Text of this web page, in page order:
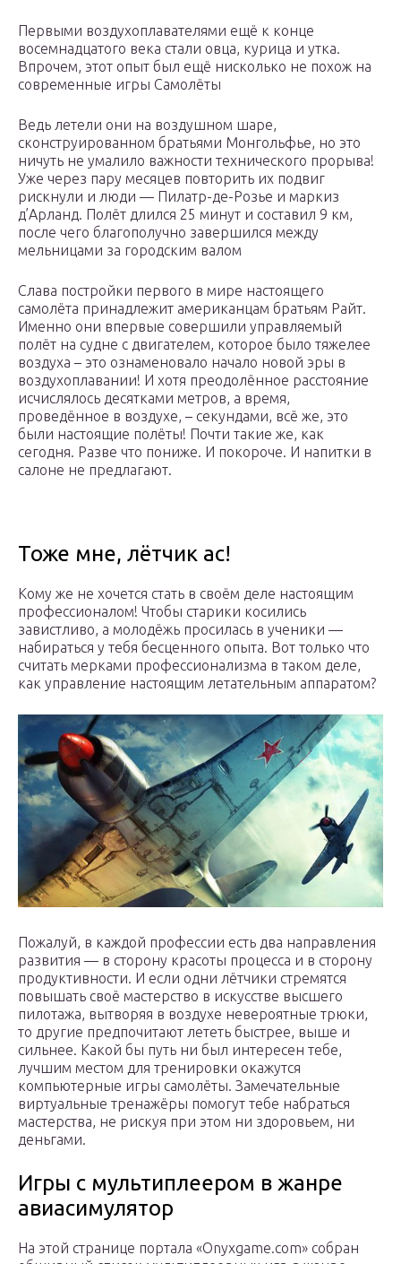
Первыми воздухоплавателями ещё к конце
восемнадцатого века стали овца, курица и утка.
Впрочем, этот опыт был ещё нисколько не похож на
современные игры Самолёты
Ведь летели они на воздушном шаре,
сконструированном братьями Монгольфье, но это
ничуть не умалило важности технического прорыва!
Уже через пару месяцев повторить их подвиг
рискнули и люди — Пилатр-де-Розье и маркиз
д’Арланд. Полёт длился 25 минут и составил 9 км,
после чего благополучно завершился между
мельницами за городским валом
Слава постройки первого в мире настоящего
самолёта принадлежит американцам братьям Райт.
Именно они впервые совершили управляемый
полёт на судне с двигателем, которое было тяжелее
воздуха – это ознаменовало начало новой эры в
воздухоплавании! И хотя преодолённое расстояние
исчислялось десятками метров, а время,
проведённое в воздухе, – секундами, всё же, это
были настоящие полёты! Почти такие же, как
сегодня. Разве что пониже. И покороче. И напитки в
салоне не предлагают.
Тоже мне, лётчик ас!
Кому же не хочется стать в своём деле настоящим
профессионалом! Чтобы старики косились
завистливо, а молодёжь просилась в ученики —
набираться у тебя бесценного опыта. Вот только что
считать мерками профессионализма в таком деле,
как управление настоящим летательным аппаратом?
Пожалуй, в каждой профессии есть два направления
развития — в сторону красоты процесса и в сторону
продуктивности. И если одни лётчики стремятся
повышать своё мастерство в искусстве высшего
пилотажа, вытворяя в воздухе невероятные трюки,
то другие предпочитают лететь быстрее, выше и
сильнее. Какой бы путь ни был интересен тебе,
лучшим местом для тренировки окажутся
компьютерные игры самолёты. Замечательные
виртуальные тренажёры помогут тебе набраться
мастерства, не рискуя при этом ни здоровьем, ни
деньгами.
Игры с мультиплеером в жанре
авиасимулятор
На этой странице портала «Onyxgame.com» собран